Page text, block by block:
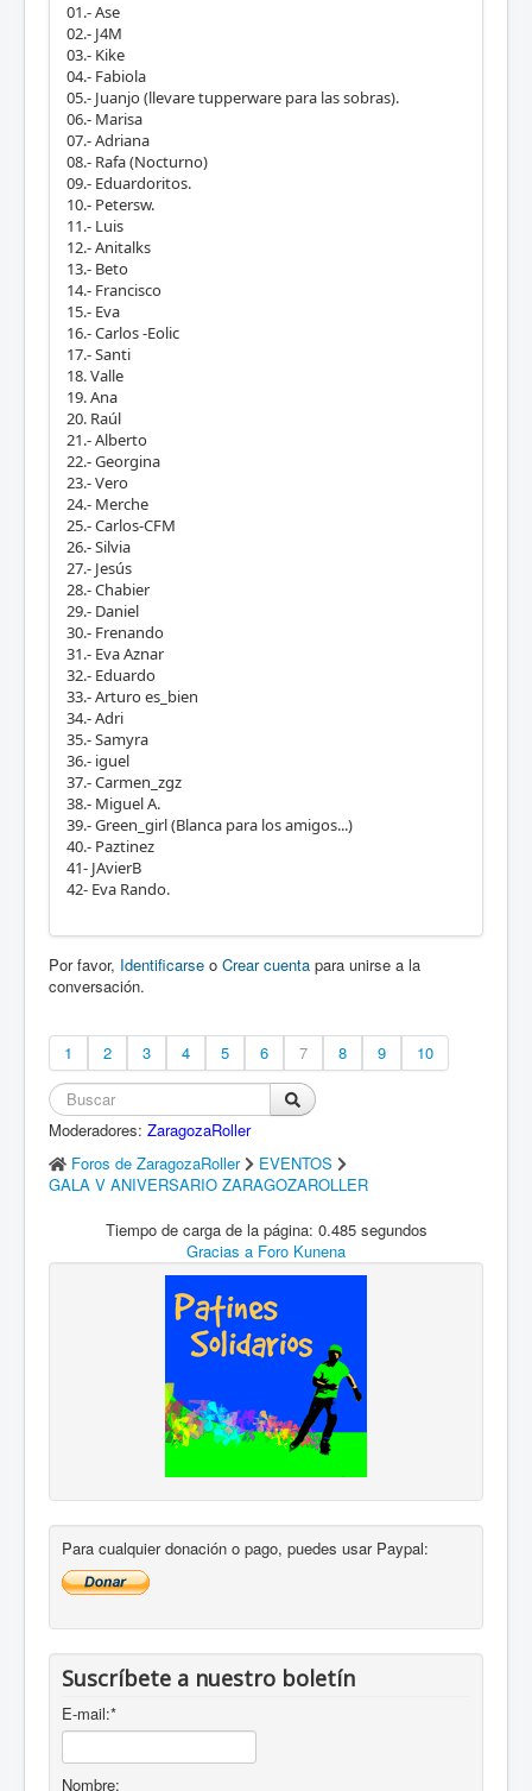
01.- Ase
02.- J4M
03.- Kike
04.- Fabiola
05.- Juanjo (llevare tupperware para las sobras).
06.- Marisa
07.- Adriana
08.- Rafa (Nocturno)
09.- Eduardoritos.
10.- Petersw.
11.- Luis
12.- Anitalks
13.- Beto
14.- Francisco
15.- Eva
16.- Carlos -Eolic
17.- Santi
18. Valle
19. Ana
20. Raúl
21.- Alberto
22.- Georgina
23.- Vero
24.- Merche
25.- Carlos-CFM
26.- Silvia
27.- Jesús
28.- Chabier
29.- Daniel
30.- Frenando
31.- Eva Aznar
32.- Eduardo
33.- Arturo es_bien
34.- Adri
35.- Samyra
36.- iguel
37.- Carmen_zgz
38.- Miguel A.
39.- Green_girl (Blanca para los amigos...)
40.- Paztinez
41- JAvierB
42- Eva Rando.
Por favor, Identificarse o Crear cuenta para unirse a la
conversación.
1 2 3 4 5 6 7 8 9 10
Moderadores: ZaragozaRoller
Foros de ZaragozaRoller
EVENTOS
GALA V ANIVERSARIO ZARAGOZAROLLER
Tiempo de carga de la página: 0.485 segundos
Gracias a Foro Kunena
Para cualquier donación o pago, puedes usar Paypal:
Suscríbete a nuestro boletín
E-mail:*
Nombre: